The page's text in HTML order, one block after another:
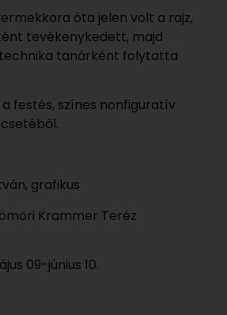
óta jelen volt a rajz,
tevékenykedett, majd
tanárként folytatta
festés, színes nonfiguratív
grafikus
Krammer Teréz
09-június 10.